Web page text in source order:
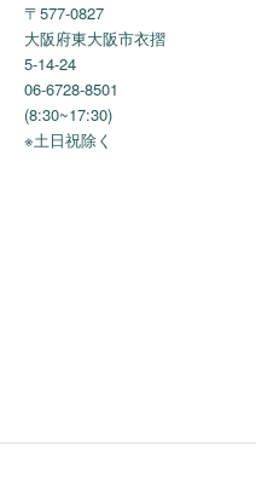
〒577-0827
大阪府東大阪市衣摺
5-14-24
06-6728-8501
(8:30~17:30)
※土日祝除く